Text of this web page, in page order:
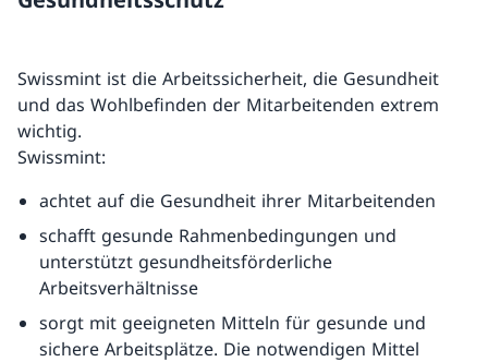
Swissmint ist die Arbeitssicherheit, die Gesundheit
und das Wohlbefinden der Mitarbeitenden extrem
wichtig.
Swissmint:
achtet auf die Gesundheit ihrer Mitarbeitenden
schafft gesunde Rahmenbedingungen und
unterstützt gesundheitsförderliche
Arbeitsverhältnisse
sorgt mit geeigneten Mitteln für gesunde und
sichere Arbeitsplätze. Die notwendigen Mittel